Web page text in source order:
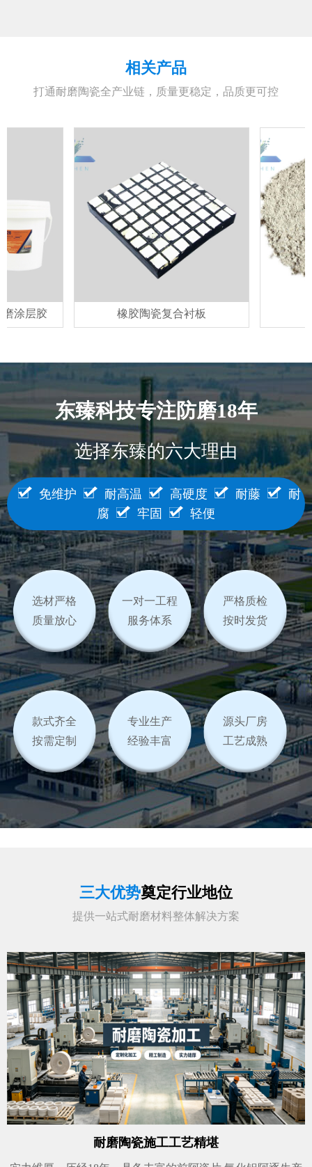
相关产品
打通耐磨陶瓷全产业链，质量更稳定，品质更可控
橡胶陶瓷复合衬板
东臻科技专注防磨18年
选择东臻的六大理由
免维护 耐高温 高硬度 耐藤
耐
腐
牢固 轻便
选材严格
质量放心
一对一工程
服务体系
严格质检
按时发货
款式齐全
按需定制
专业生产
经验丰富
源头厂房
工艺成熟
三大优势奠定行业地位
提供一站式耐磨材料整体解决方案
耐磨陶瓷施工工艺精堪